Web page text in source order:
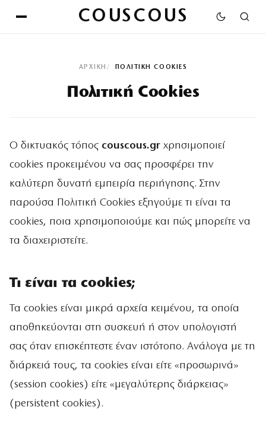
COUSCOUS
ΑΡΧΙΚΉ ΠΟΛΙΤΙΚΉ COOKIES
Πολιτική Cookies
Ο δικτυακός τόπος couscous.gr χρησιμοποιεί
cookies προκειμένου να σας προσφέρει την
καλύτερη δυνατή εμπειρία περιήγησης. Στην
παρούσα Πολιτική Cookies εξηγούμε τι είναι τα
cookies, ποια χρησιμοποιούμε και πώς μπορείτε να
τα διαχειριστείτε.
Τι είναι τα cookies;
Τα cookies είναι μικρά αρχεία κειμένου, τα οποία
αποθηκεύονται στη συσκευή ή στον υπολογιστή
σας όταν επισκέπτεστε έναν ιστότοπο. Ανάλογα με τη
διάρκειά τους, τα cookies είναι είτε «προσωρινά»
(session cookies) είτε «μεγαλύτερης διάρκειας»
(persistent cookies).